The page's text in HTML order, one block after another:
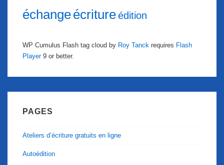
échangeécritureédition
WP Cumulus Flash tag cloud by Roy Tanck requires Flash
Player9 or better.
PAGES
Ateliers d’écriture gratuits en ligne
Autoédition